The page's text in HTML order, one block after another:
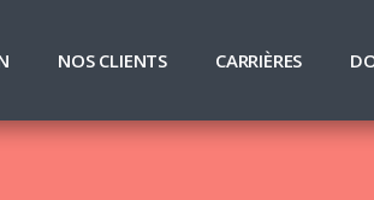
NOS CLIENTS CARRIÈRES